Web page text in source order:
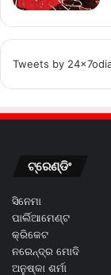
Tweets by
ଟ୍ରେଣ୍ଡିଂ
ସିନେମା
ପାର୍ଲିଆମେଣ୍ଟ
କ୍ରିକେଟ
ନରେନ୍ଦ୍ର ମୋଦି
ଅନୁଷ୍କା ଶର୍ମା